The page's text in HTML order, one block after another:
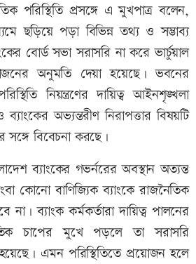
পরিস্থিতি প্রসঙ্গে এ মুখপাত্র বলেন,
ছড়িয়ে পড়া বিভিন্ন তথ্য ও সম্ভাব্য
বোর্ড সভা সরাসরি না করে ভার্চুয়াল
অনুমতি দেয়া হয়েছে। ভবনের
নিয়ন্ত্রণের দায়িত্ব আইনশৃঙ্খলা
ব্যাংকের অভ্যন্তরীণ নিরাপত্তার বিষয়টি
সঙ্গে বিবেচনা করছে।
ব্যাংকের গভর্নরের অবস্থান অত্যন্ত
কোনো বাণিজ্যিক ব্যাংকে রাজনৈতিক
না। ব্যাংক কর্মকর্তারা দায়িত্ব পালনের
চাপের মুখে পড়লে তা সরাসরি
এমন পরিস্থিতিতে প্রয়োজন হলে